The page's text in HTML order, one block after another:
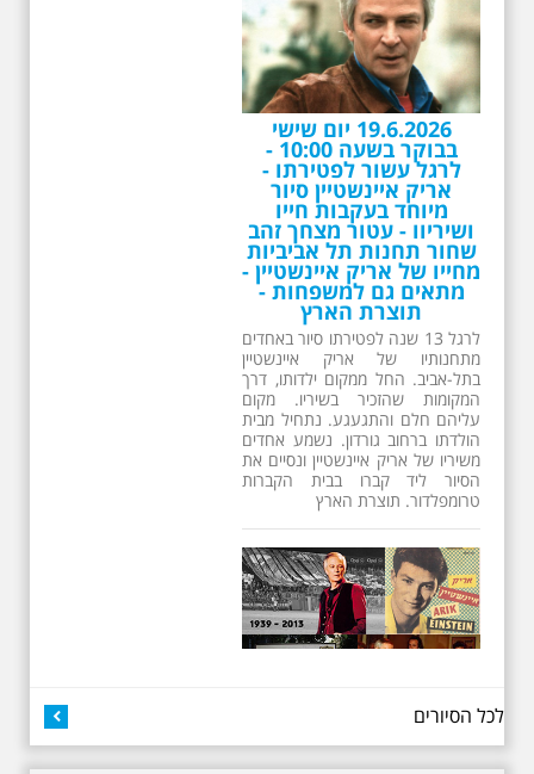
19.6.2026 יום שישי
בבוקר בשעה 10:00 -
לרגל עשור לפטירתו -
אריק איינשטיין סיור
מיוחד בעקבות חייו
ושיריוו - עטור מצחך זהב
שחור תחנות תל אביביות
מחייו של אריק איינשטיין -
מתאים גם למשפחות -
תוצרת הארץ
לרגל 13 שנה לפטירתו סיור באחדים
מתחנותיו של אריק איינשטיין
בתל-אביב. החל ממקום ילדותו, דרך
המקומות שהזכיר בשיריו. מקום
עליהם חלם והתגעגע. נתחיל מבית
הולדתו ברחוב גורדון. נשמע אחדים
משיריו של אריק איינשטיין ונסיים את
הסיור ליד קברו בבית הקברות
טרומפלדור. תוצרת הארץ
סיור מיוחד בעקבות חייו
לכל הסיורים